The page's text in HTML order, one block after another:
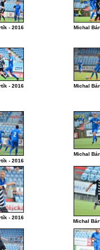
- 2016 Michal
- 2016 Michal
- 2016
Michal
- 2016
Michal